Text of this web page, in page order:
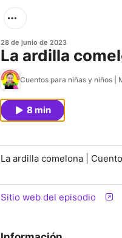
28 de junio de 2023
La ardilla
Cuentos para niñas y niños |
8 min
La ardilla comelona |
Sitio web del episodio